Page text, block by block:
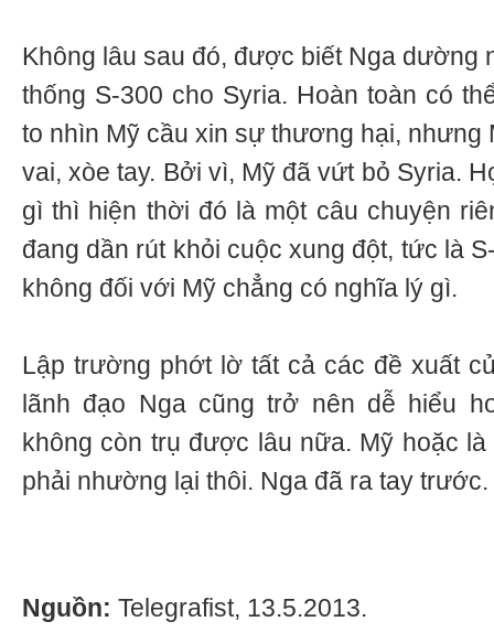
Không lâu sau đó, được biết Nga dường
thống S-300 cho Syria. Hoàn toàn có
to nhìn Mỹ cầu xin sự thương hại, nhưng
vai, xòe tay. Bởi vì, Mỹ đã vứt bỏ Syria.
gì thì hiện thời đó là một câu chuyện
đang dần rút khỏi cuộc xung đột, tức là
không đối với Mỹ chẳng có nghĩa lý gì.
Lập trường phớt lờ tất cả các đề xuất
lãnh đạo Nga cũng trở nên dễ hiểu
không còn trụ được lâu nữa. Mỹ hoặc
phải nhường lại thôi. Nga đã ra tay trước.
Nguồn: Telegrafist, 13.5.2013.